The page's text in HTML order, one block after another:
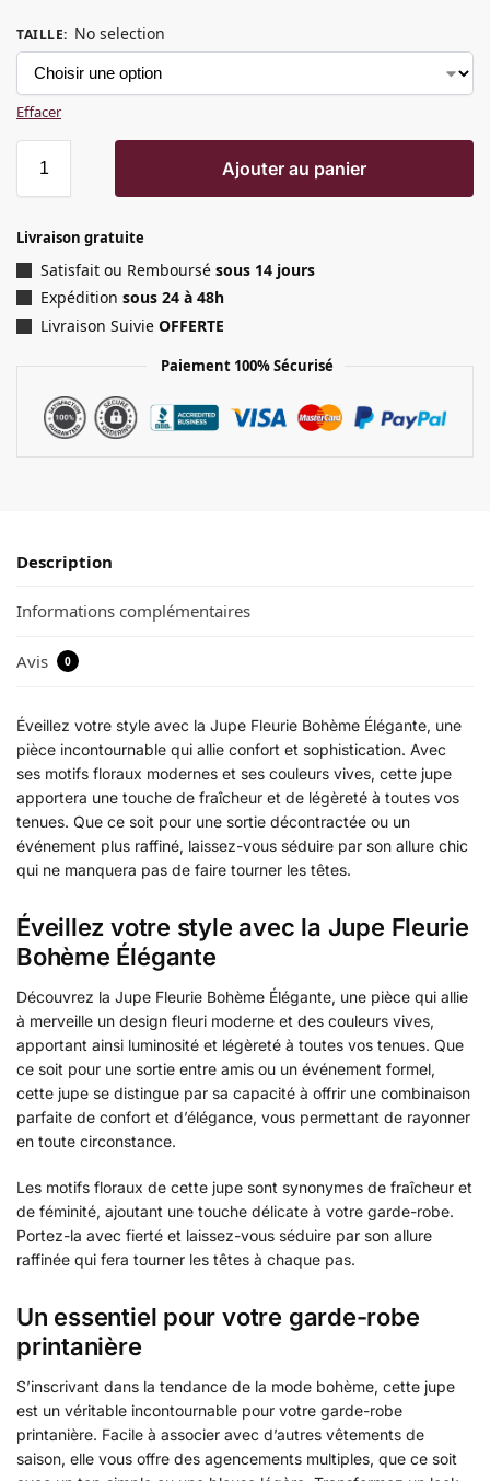
TAILLE: No selection
Effacer
Ajouter au panier
Livraison gratuite
Satisfait ou Remboursé sous 14 jours
Expédition sous 24 à 48h
Livraison Suivie OFFERTE
Paiement 100% Sécurisé
Description
Informations complémentaires
Avis 0
Éveillez votre style avec la Jupe Fleurie Bohème Élégante, une
pièce incontournable qui allie confort et sophistication. Avec
ses motifs floraux modernes et ses couleurs vives, cette jupe
apportera une touche de fraîcheur et de légèreté à toutes vos
tenues. Que ce soit pour une sortie décontractée ou un
événement plus raffiné, laissez-vous séduire par son allure chic
qui ne manquera pas de faire tourner les têtes.
Éveillez votre style avec la Jupe Fleurie
Bohème Élégante
Découvrez la Jupe Fleurie Bohème Élégante, une pièce qui allie
à merveille un design fleuri moderne et des couleurs vives,
apportant ainsi luminosité et légèreté à toutes vos tenues. Que
ce soit pour une sortie entre amis ou un événement formel,
cette jupe se distingue par sa capacité à offrir une combinaison
parfaite de confort et d’élégance, vous permettant de rayonner
en toute circonstance.
Les motifs floraux de cette jupe sont synonymes de fraîcheur et
de féminité, ajoutant une touche délicate à votre garde-robe.
Portez-la avec fierté et laissez-vous séduire par son allure
raffinée qui fera tourner les têtes à chaque pas.
Un essentiel pour votre garde-robe
printanière
S’inscrivant dans la tendance de la mode bohème, cette jupe
est un véritable incontournable pour votre garde-robe
printanière. Facile à associer avec d’autres vêtements de
saison, elle vous offre des agencements multiples, que ce soit